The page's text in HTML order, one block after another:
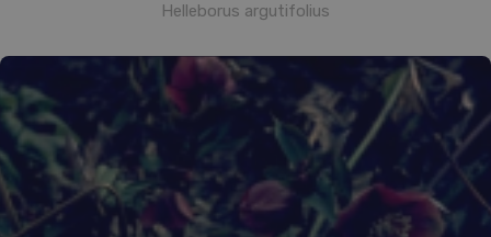
Helleborus argutifolius